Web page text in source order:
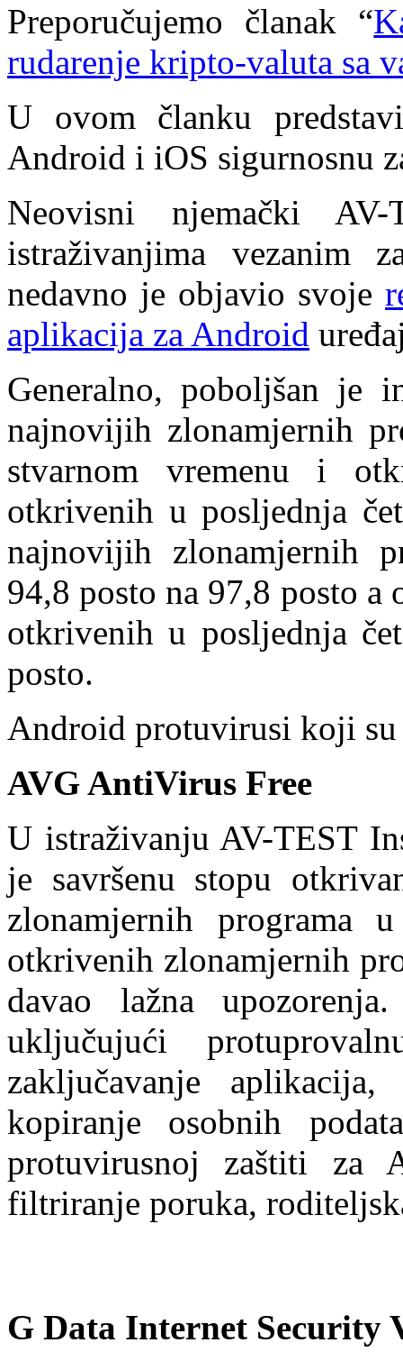
Preporučujemo članak “
rudarenje kripto-valuta sa
U ovom članku
Android i iOS sigurnosnu
Neovisni njemački
istraživanjima vezanim
nedavno je objavio svoje
aplikacija za Android
Generalno, poboljšan je
najnovijih zlonamjernih
stvarnom vremenu i
otkrivenih u posljednja
najnovijih zlonamjernih
94,8 posto na 97,8 posto
otkrivenih u posljednja
posto.
Android protuvirusi koji su
AVG AntiVirus Free
U istraživanju AV-TEST
je savršenu stopu
zlonamjernih programa
otkrivenih zlonamjernih
davao lažna
uključujući
zaključavanje
kopiranje osobnih
protuvirusnoj zaštiti za
filtriranje poruka,
G Data Internet Security